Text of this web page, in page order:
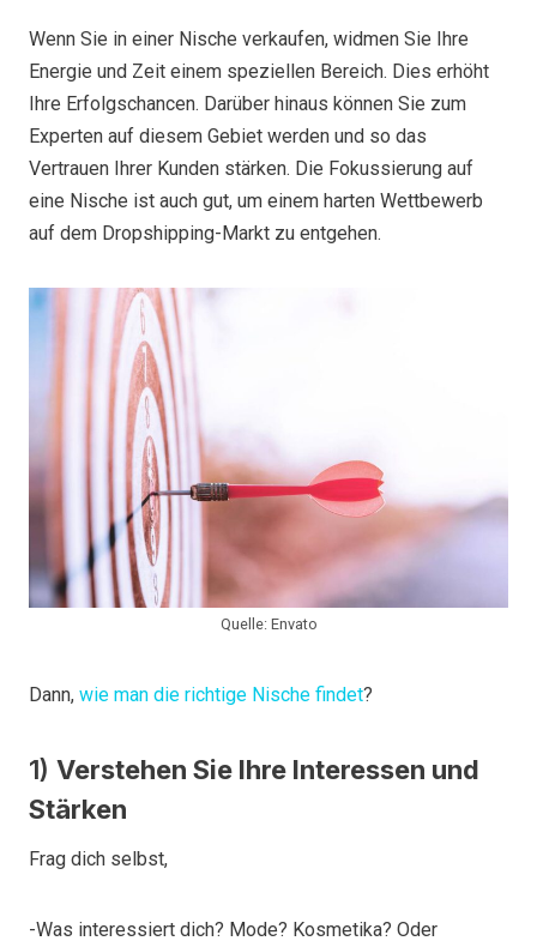
Wenn Sie in einer Nische verkaufen, widmen Sie Ihre
Energie und Zeit einem speziellen Bereich. Dies erhöht
Ihre Erfolgschancen. Darüber hinaus können Sie zum
Experten auf diesem Gebiet werden und so das
Vertrauen Ihrer Kunden stärken. Die Fokussierung auf
eine Nische ist auch gut, um einem harten Wettbewerb
auf dem Dropshipping-Markt zu entgehen.
Quelle: Envato
Dann, wie man die richtige Nische findet?
1) Verstehen Sie Ihre Interessen und
Stärken
Frag dich selbst,
-Was interessiert dich? Mode? Kosmetika? Oder